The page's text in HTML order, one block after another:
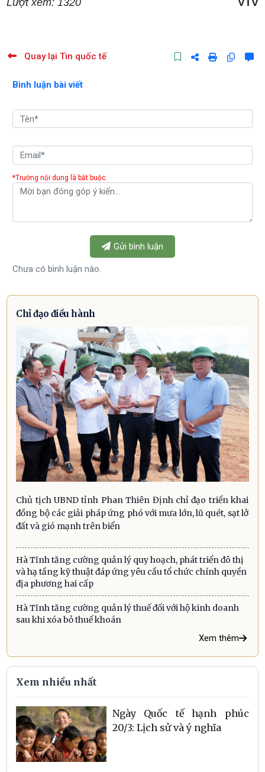
Lượt xem: 1320 VTV
Quay lại Tin quốc tế
Bình luận bài viết
*Trường nội dung là bắt buộc.
Gửi bình luận
Chưa có bình luận nào.
Chỉ đạo điều hành
Chủ tịch UBND tỉnh Phan Thiên Định chỉ đạo triển khai
đồng bộ các giải pháp ứng phó với mưa lớn, lũ quét, sạt lở
đất và gió mạnh trên biển
Hà Tĩnh tăng cường quản lý quy hoạch, phát triển đô thị
và hạ tầng kỹ thuật đáp ứng yêu cầu tổ chức chính quyền
địa phương hai cấp
Hà Tĩnh tăng cường quản lý thuế đối với hộ kinh doanh
sau khi xóa bỏ thuế khoán
Xem thêm
Xem nhiều nhất
Ngày Quốc tế hạnh phúc
20/3: Lịch sử và ý nghĩa